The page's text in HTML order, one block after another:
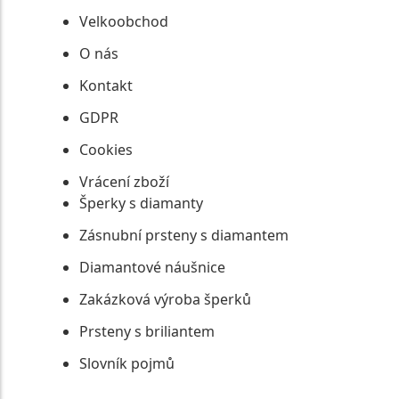
Velkoobchod
O nás
Kontakt
GDPR
Cookies
Vrácení zboží
Šperky s diamanty
Zásnubní prsteny s diamantem
Diamantové náušnice
Zakázková výroba šperků
Prsteny s briliantem
Slovník pojmů